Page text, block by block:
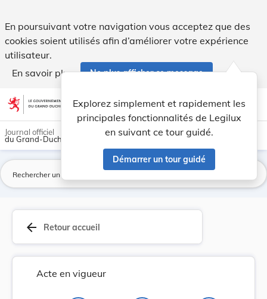
En poursuivant votre navigation vous acceptez que des
cookies soient utilisés afin d’améliorer votre expérience
utilisateur.
En savoir plus
Ne plus afficher ce message
Aller au contenu account_circle help Aide
Explorez simplement et rapidement les
principales fonctionnalités de Legilux
en suivant ce tour guidé.
Démarrer un tour guidé
light_mode dark_mode
Journal officiel
du Grand-Duché de Luxembourg
arrow_back Retour accueil
Acte en vigueur